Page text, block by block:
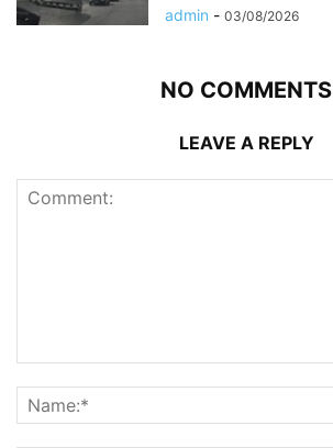
admin - 03/08/2026
NO COMMENTS
LEAVE A REPLY